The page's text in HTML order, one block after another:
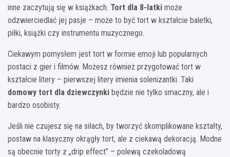
inne zaczytują się w książkach. Tort dla 8-latki może
odzwierciedlać jej pasje – może to być tort w kształcie baletki,
piłki, książki czy instrumentu muzycznego.
Ciekawym pomysłem jest tort w formie emoji lub popularnych
postaci z gier i filmów. Możesz również przygotować tort w
kształcie litery – pierwszej litery imienia solenizantki. Taki
domowy tort dla dziewczynki będzie nie tylko smaczny, ale i
bardzo osobisty.
Jeśli nie czujesz się na siłach, by tworzyć skomplikowane kształty,
postaw na klasyczny okrągły tort, ale z ciekawą dekoracją. Modne
są obecnie torty z „drip effect” – polewą czekoladową